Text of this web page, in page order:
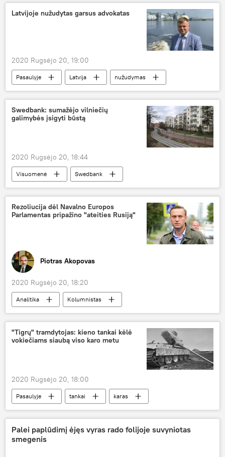
Latvijoje nužudytas garsus advokatas
2020 Rugsėjo 20, 19:00
Pasaulyje Latvija
nužudymas
advokatas
Swedbank: sumažėjo vilniečių
galimybės įsigyti būstą
2020 Rugsėjo 20, 18:44
Visuomenė Swedbank
Rezoliucija dėl Navalno Europos
Parlamentas pripažino "ateities Rusiją"
Piotras Akopovas
2020 Rugsėjo 20, 18:20
Analitika
Kolumnistas
Aleksejus Navalnas
Europos Parlamentas
Rusija
ES
Incidentas su Rusijos opozicionieriumi Navalnu
"Tigrų" tramdytojas: kieno tankai kėlė
vokiečiams siaubą viso karo metu
2020 Rugsėjo 20, 18:00
Pasaulyje tankai karas
Palei paplūdimį ėjęs vyras rado folijoje suvyniotas
smegenis